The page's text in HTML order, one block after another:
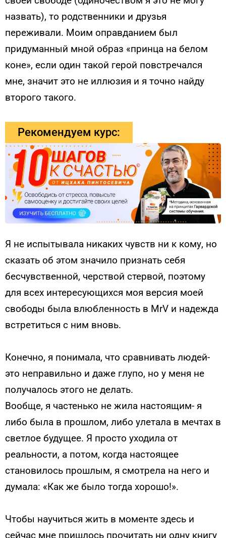
назвать), то родственники и друзья
переживали. Моим оправданием был
придуманный мной образ «принца на белом
коне», если один такой герой повстречался
мне, значит это не иллюзия и я точно найду
второго такого.
Рекомендуем курс:
Я не испытывала никаких чувств ни к кому, но
сказать об этом значило признать себя
бесчувственной, черствой стервой, поэтому
для всех интересующихся моя версия моей
свободы была влюбленность в MrV и надежда
встретиться с ним вновь.
Конечно, я понимала, что сравнивать людей-
это неправильно и даже глупо, но у меня не
получалось этого не делать.
Вообще, я частенько не жила настоящим- я
либо была в прошлом, либо улетала в мечтах в
светлое будущее. Я просто уходила от
реальности, а потом, когда настоящее
становилось прошлым, я смотрела на него и
думала: «Как же было тогда хорошо!».
Чтобы научиться жить в моменте здесь и
сейчас мне пришлось прочитать ни одну книгу